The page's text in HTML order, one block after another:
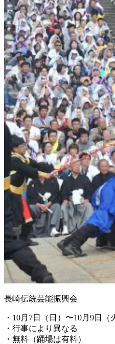
長崎伝統芸能振興会
・10月7日（日）〜10月9日（
・行事により異なる
・無料（踊場は有料）